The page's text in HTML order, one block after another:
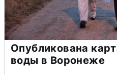
Опубликована
воды в Воронеже